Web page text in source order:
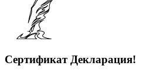
Сертификат Декларация!